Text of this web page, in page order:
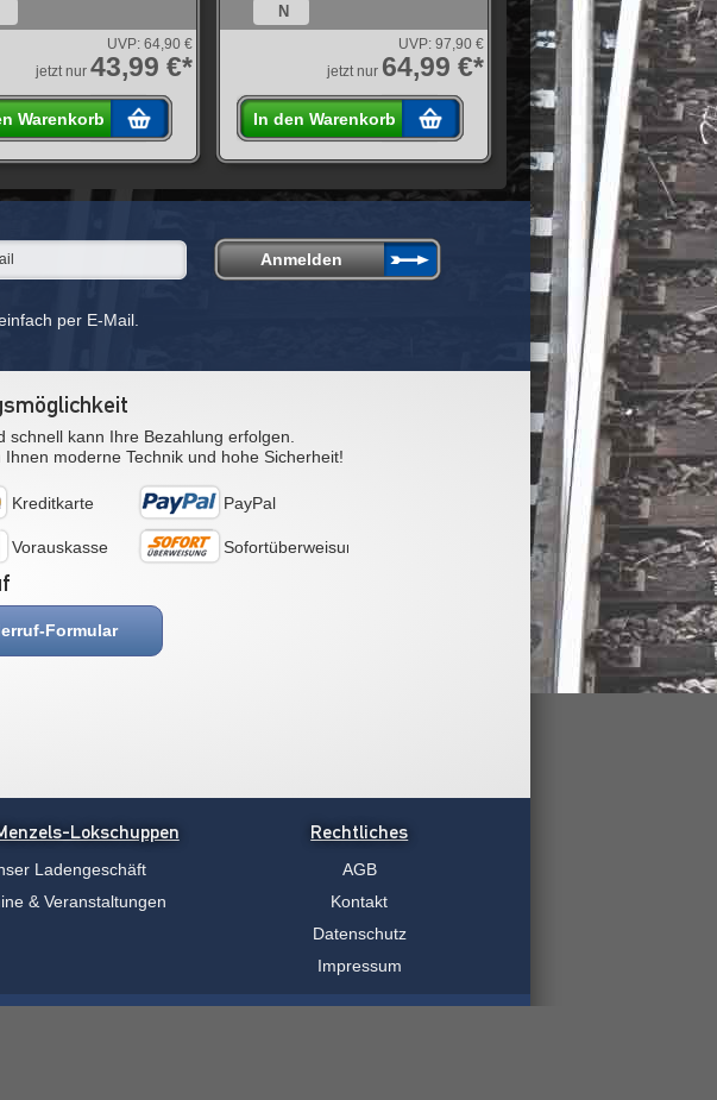
UVP: 64,90 €
jetzt nur 43,99 €*
Warenkorb
N
UVP: 97,90 €
jetzt nur 64,99 €*
In den Warenkorb
per E-Mail.
schnell kann Ihre Bezahlung erfolgen.
Ihnen moderne Technik und hohe Sicherheit!
Kreditkarte PayPal
Vorauskasse Sofortüberweisung
Formular
Lokschuppen
Ladengeschäft
& Veranstaltungen
Rechtliches
AGB
Kontakt
Datenschutz
Impressum